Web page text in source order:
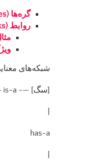
گره‌ها (Nodes):
روابط (Links):
شبکه‌های
[سگ] —- is-a —-> [حیوان]
has-a